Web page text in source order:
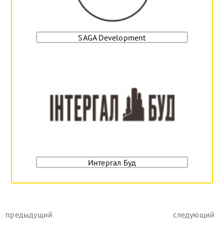
SAGA Development
Интергал Буд
предыдущий следующий